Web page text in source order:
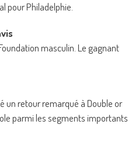
pour Philadelphie.
masculin. Le gagnant
un retour remarqué à Double or
parmi les segments importants